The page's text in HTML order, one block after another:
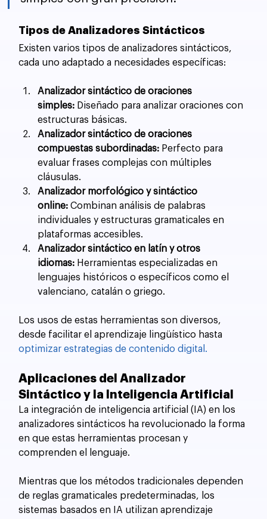
Tipos de Analizadores Sintácticos
Existen varios tipos de analizadores sintácticos,
cada uno adaptado a necesidades específicas:
Analizador sintáctico de oraciones
simples: Diseñado para analizar oraciones con
estructuras básicas.
Analizador sintáctico de oraciones
compuestas subordinadas: Perfecto para
evaluar frases complejas con múltiples
cláusulas.
Analizador morfológico y sintáctico
online: Combinan análisis de palabras
individuales y estructuras gramaticales en
plataformas accesibles.
Analizador sintáctico en latín y otros
idiomas: Herramientas especializadas en
lenguajes históricos o específicos como el
valenciano, catalán o griego.
Los usos de estas herramientas son diversos,
desde facilitar el aprendizaje lingüístico hasta
optimizar estrategias de contenido digital.
Aplicaciones del Analizador
Sintáctico y la Inteligencia Artificial
La integración de inteligencia artificial (IA) en los
analizadores sintácticos ha revolucionado la forma
en que estas herramientas procesan y
comprenden el lenguaje.
Mientras que los métodos tradicionales dependen
de reglas gramaticales predeterminadas, los
sistemas basados en IA utilizan aprendizaje